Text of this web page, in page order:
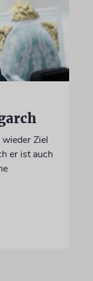
Ziel
er ist auch